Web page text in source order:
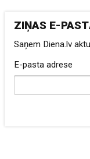
ZIŅAS E-
Saņem Diena.lv
E-pasta adrese